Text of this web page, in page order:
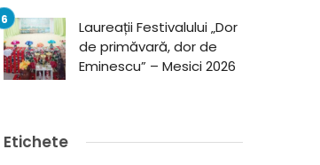
Laureații Festivalului „Dor
de primăvară, dor de
Eminescu” – Mesici 2026
Etichete